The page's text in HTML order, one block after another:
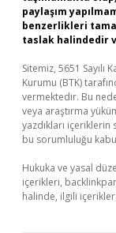
paylaşım
benzerlikleri
taslak halindedir
Sitemiz, 5651
Kurumu (BTK)
vermektedir. Bu
veya araştırma
yazdıkları
bu sorumluluğu
Hukuka ve yasal
içerikleri,
halinde, ilgili